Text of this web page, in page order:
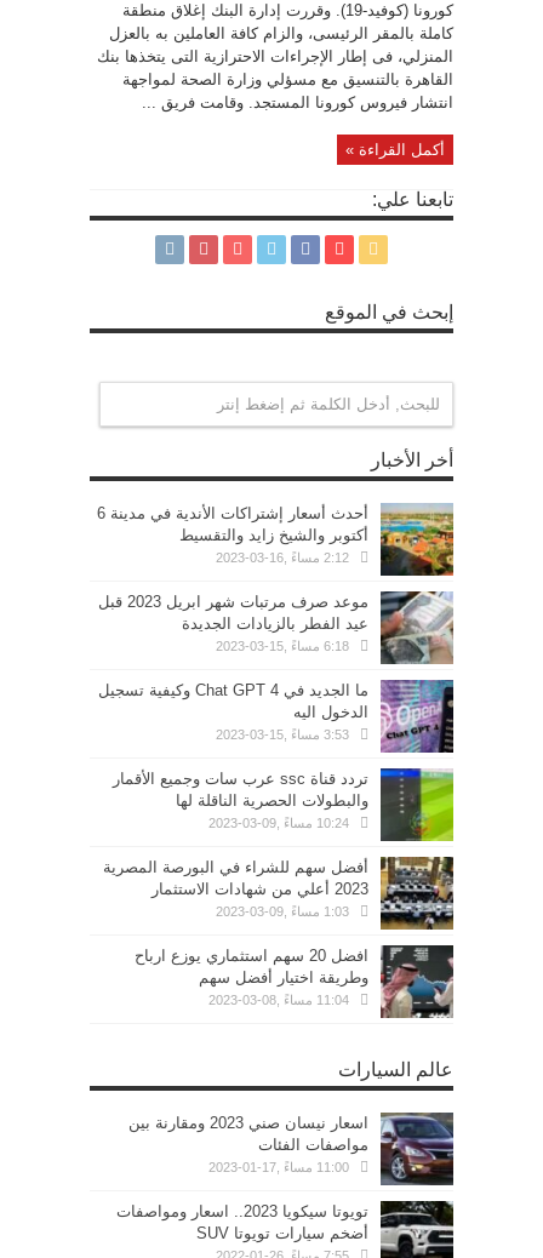
كورونا (كوفيد-19). وقررت إدارة البنك إغلاق منطقة
كاملة بالمقر الرئيسى، والزام كافة العاملين به بالعزل
المنزلي، فى إطار الإجراءات الاحترازية التى يتخذها بنك
القاهرة بالتنسيق مع مسؤلي وزارة الصحة لمواجهة
انتشار فيروس كورونا المستجد. وقامت فريق ...
أكمل القراءة »
تابعنا علي:
إبحث في الموقع
أخر الأخبار
أحدث أسعار إشتراكات الأندية في مدينة 6
أكتوبر والشيخ زايد والتقسيط
2:12 مساءً ,16-03-2023
موعد صرف مرتبات شهر ابريل 2023 قبل
عيد الفطر بالزيادات الجديدة
6:18 مساءً ,15-03-2023
ما الجديد في Chat GPT 4 وكيفية تسجيل
الدخول اليه
3:53 مساءً ,15-03-2023
تردد قناة ssc عرب سات وجميع الأقمار
والبطولات الحصرية الناقلة لها
10:24 مساءً ,09-03-2023
أفضل سهم للشراء في البورصة المصرية
2023 أعلي من شهادات الاستثمار
1:03 مساءً ,09-03-2023
افضل 20 سهم استثماري يوزع ارباح
وطريقة اختيار أفضل سهم
11:04 مساءً ,08-03-2023
عالم السيارات
اسعار نيسان صني 2023 ومقارنة بين
مواصفات الفئات
11:00 مساءً ,17-01-2023
تويوتا سيكويا 2023.. اسعار ومواصفات
أضخم سيارات تويوتا SUV